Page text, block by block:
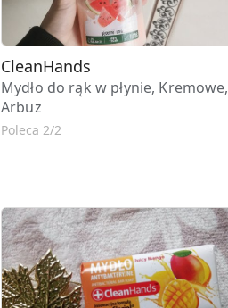
CleanHands
Mydło do rąk w płynie, Kremowe,
Arbuz
Poleca 2/2